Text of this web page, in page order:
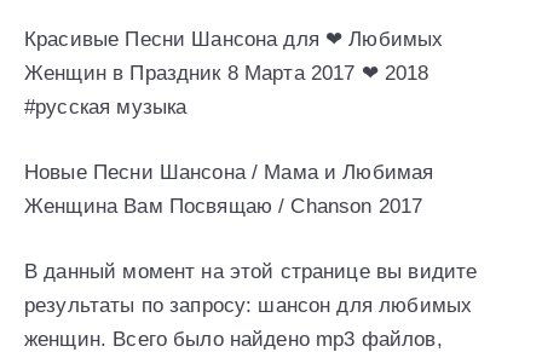
Красивые Песни Шансона для ❤ Любимых
Женщин в Праздник 8 Марта 2017 ❤ 2018
#русская музыка
Новые Песни Шансона / Мама и Любимая
Женщина Вам Посвящаю / Chanson 2017
В данный момент на этой странице вы видите
результаты по запросу: шансон для любимых
женщин. Всего было найдено mp3 файлов,